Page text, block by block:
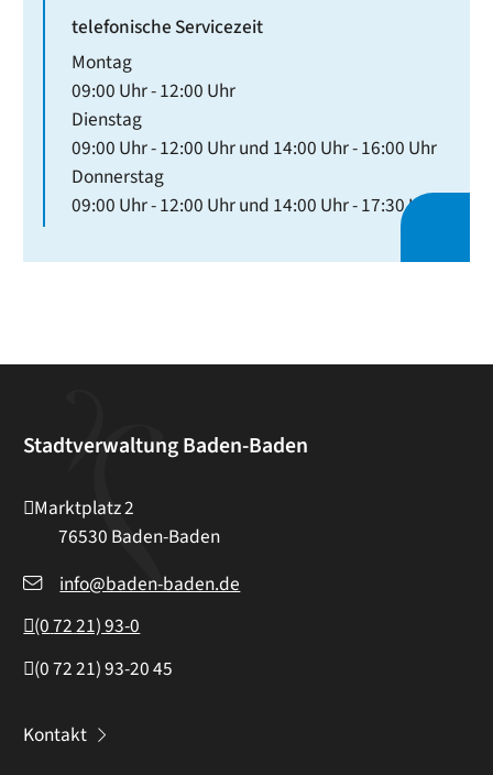
telefonische Servicezeit
Montag
09:00 Uhr-12:00 Uhr
Dienstag
09:00 Uhr-12:00 Uhrund 14:00 Uhr-16:00 Uhr
Donnerstag
09:00 Uhr-12:00 Uhrund 14:00 Uhr-17:30 Uhr
Stadtverwaltung Baden-Baden
Marktplatz 2
76530 Baden-Baden
info@baden-baden.de
(07221) 93-0
(07221) 93-2045
Kontakt